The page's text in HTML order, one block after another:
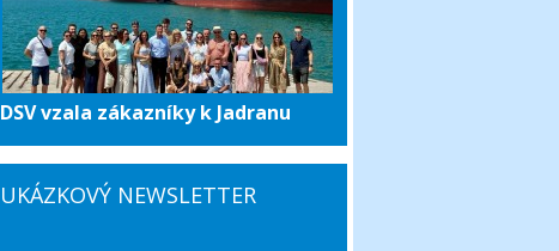
DSV vzala zákazníky k Jadranu
UKÁZKOVÝ NEWSLETTER